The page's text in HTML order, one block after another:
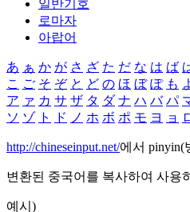
일반기호
로마자
아랍어
あ ぁ か が さ ざ た だ な は ば
こ ご そ ぞ と ど の ほ ぼ ぽ も
ア ァ カ サ ザ タ ダ ナ ハ バ パ
ソ ゾ ト ド ノ ホ ボ ポ モ ヨ ョ
http://chineseinput.net/에서 pinyin(
변환된 중국어를 복사하여 사용
예시)